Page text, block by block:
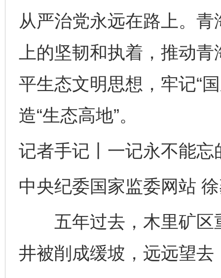
从严治党永远在路上。
上的坚韧和执着，推动
平生态文明思想，牢记“
造“生态高地”。
记者手记丨一记永不能忘
中央纪委国家监委网站
五年过去，木里矿区
井被削成缓坡，远远望去